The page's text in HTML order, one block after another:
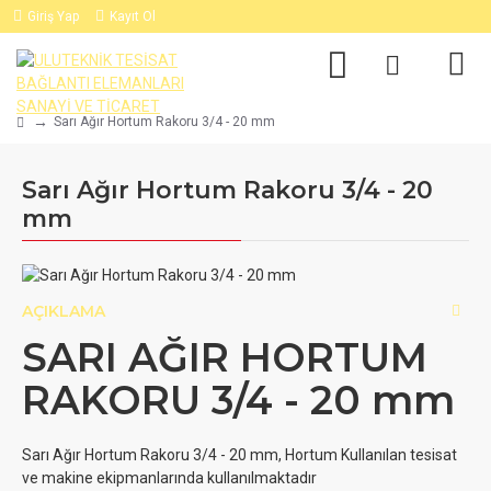
Giriş Yap Kayıt Ol
Sarı Ağır Hortum Rakoru 3/4 - 20 mm
Sarı Ağır Hortum Rakoru 3/4 - 20
mm
AÇIKLAMA
SARI AĞIR HORTUM
RAKORU 3/4 - 20 mm
Sarı Ağır Hortum Rakoru 3/4 - 20 mm, Hortum Kullanılan tesisat
ve makine ekipmanlarında kullanılmaktadır